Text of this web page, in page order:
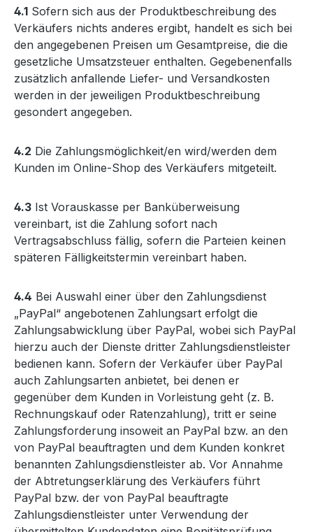
4.1 Sofern sich aus der Produktbeschreibung des
Verkäufers nichts anderes ergibt, handelt es sich bei
den angegebenen Preisen um Gesamtpreise, die die
gesetzliche Umsatzsteuer enthalten. Gegebenenfalls
zusätzlich anfallende Liefer- und Versandkosten
werden in der jeweiligen Produktbeschreibung
gesondert angegeben.
4.2 Die Zahlungsmöglichkeit/en wird/werden dem
Kunden im Online-Shop des Verkäufers mitgeteilt.
4.3 Ist Vorauskasse per Banküberweisung
vereinbart, ist die Zahlung sofort nach
Vertragsabschluss fällig, sofern die Parteien keinen
späteren Fälligkeitstermin vereinbart haben.
4.4 Bei Auswahl einer über den Zahlungsdienst
„PayPal“ angebotenen Zahlungsart erfolgt die
Zahlungsabwicklung über PayPal, wobei sich PayPal
hierzu auch der Dienste dritter Zahlungsdienstleister
bedienen kann. Sofern der Verkäufer über PayPal
auch Zahlungsarten anbietet, bei denen er
gegenüber dem Kunden in Vorleistung geht (z. B.
Rechnungskauf oder Ratenzahlung), tritt er seine
Zahlungsforderung insoweit an PayPal bzw. an den
von PayPal beauftragten und dem Kunden konkret
benannten Zahlungsdienstleister ab. Vor Annahme
der Abtretungserklärung des Verkäufers führt
PayPal bzw. der von PayPal beauftragte
Zahlungsdienstleister unter Verwendung der